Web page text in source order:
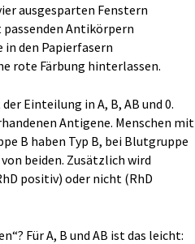
ausgesparten Fenstern
Antikörpern
den Papierfasern
rote Färbung hinterlassen.
Einteilung in A, B, AB und 0.
Antigene. Menschen mit
B haben Typ B, bei Blutgruppe
beiden. Zusätzlich wird
positiv) oder nicht (RhD
Für A, B und AB ist das leicht: